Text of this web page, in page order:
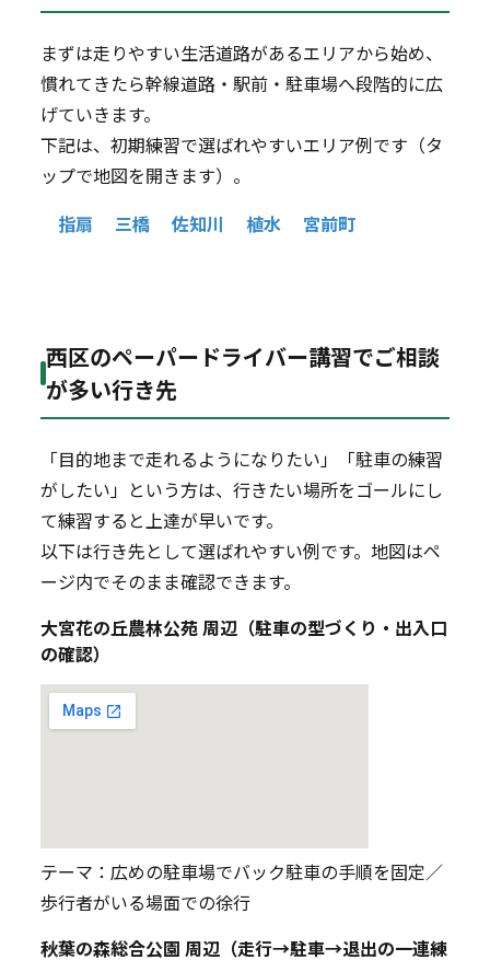
まずは走りやすい生活道路があるエリアから始め、
慣れてきたら幹線道路・駅前・駐車場へ段階的に広
げていきます。
下記は、初期練習で選ばれやすいエリア例です（タ
ップで地図を開きます）。
指扇
三橋 佐知川 植水 宮前町
西区のペーパードライバー講習でご相談
が多い行き先
「目的地まで走れるようになりたい」「駐車の練習
がしたい」という方は、行きたい場所をゴールにし
て練習すると上達が早いです。
以下は行き先として選ばれやすい例です。地図はペ
ージ内でそのまま確認できます。
大宮花の丘農林公苑 周辺（駐車の型づくり・出入口
の確認）
テーマ：広めの駐車場でバック駐車の手順を固定／
歩行者がいる場面での徐行
秋葉の森総合公園 周辺（走行→駐車→退出の一連練